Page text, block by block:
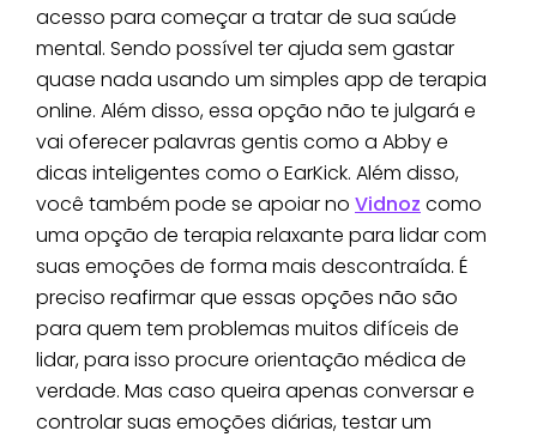
acesso para começar a tratar de sua saúde
mental. Sendo possível ter ajuda sem gastar
quase nada usando um simples app de terapia
online. Além disso, essa opção não te julgará e
vai oferecer palavras gentis como a Abby e
dicas inteligentes como o EarKick. Além disso,
você também pode se apoiar no Vidnoz como
uma opção de terapia relaxante para lidar com
suas emoções de forma mais descontraída. É
preciso reafirmar que essas opções não são
para quem tem problemas muitos difíceis de
lidar, para isso procure orientação médica de
verdade. Mas caso queira apenas conversar e
controlar suas emoções diárias, testar um